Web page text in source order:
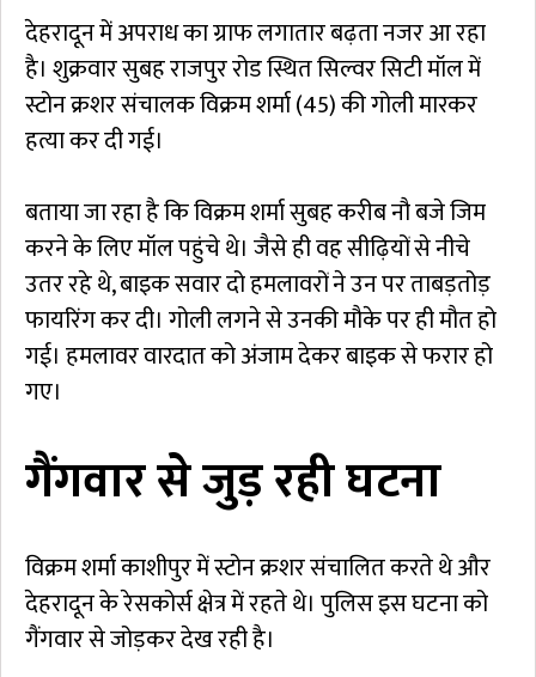
देहरादून में अपराध का ग्राफ लगातार बढ़ता नजर आ रहा
है। शुक्रवार सुबह राजपुर रोड स्थित सिल्वर सिटी मॉल में
स्टोन क्रशर संचालक विक्रम शर्मा (45) की गोली मारकर
हत्या कर दी गई।
बताया जा रहा है कि विक्रम शर्मा सुबह करीब नौ बजे जिम
करने के लिए मॉल पहुंचे थे। जैसे ही वह सीढ़ियों से नीचे
उतर रहे थे, बाइक सवार दो हमलावरों ने उन पर ताबड़तोड़
फायरिंग कर दी। गोली लगने से उनकी मौके पर ही मौत हो
गई। हमलावर वारदात को अंजाम देकर बाइक से फरार हो
गए।
गैंगवार से जुड़ रही घटना
विक्रम शर्मा काशीपुर में स्टोन क्रशर संचालित करते थे और
देहरादून के रेसकोर्स क्षेत्र में रहते थे। पुलिस इस घटना को
गैंगवार से जोड़कर देख रही है।